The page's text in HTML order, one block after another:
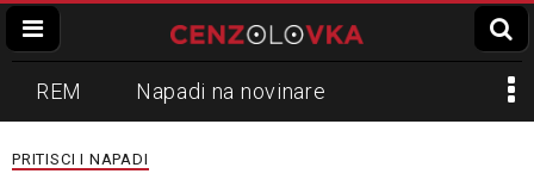
REM Napadi na novinare
Zvučni top
PRITISCI I NAPADI